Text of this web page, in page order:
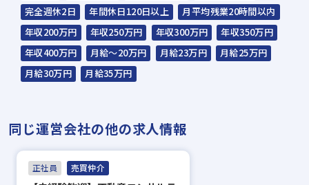
完全週休2日
年間休日120日以上
月平均残業20時間以内
年収200万円
年収250万円 年収300万円
年収350万円
年収400万円
月給～20万円 月給23万円
月給25万円
月給30万円
月給35万円
同じ運営会社の他の求人情報
正社員 売買仲介